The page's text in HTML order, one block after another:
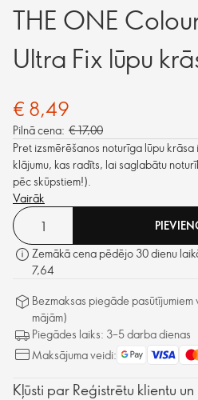
THE ONE
Ultra Fix lūpu
€ 8,49
Pilnā cena: € 17,00
Pret izsmērēšanos noturīga lūpu
klājumu, kas radīts, lai saglabātu
pēc skūpstiem!).
Vairāk
Zemākā cena pēdējo 30 dienu
7,64
Bezmaksas piegāde
mājām)
Piegādes laiks: 3–5 darba dienas
Maksājuma veidi:
Kļūsti par Reģistrētu klientu